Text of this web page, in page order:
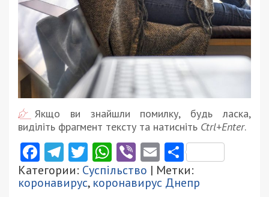
Якщо ви знайшли помилку, будь ласка,
виділіть фрагмент тексту та натисніть Ctrl+Enter.
Facebook
Telegram
Twitter
WhatsApp
ViberEmail
Категории: Суспільство | Метки:
коронавирус, коронавирус Днепр